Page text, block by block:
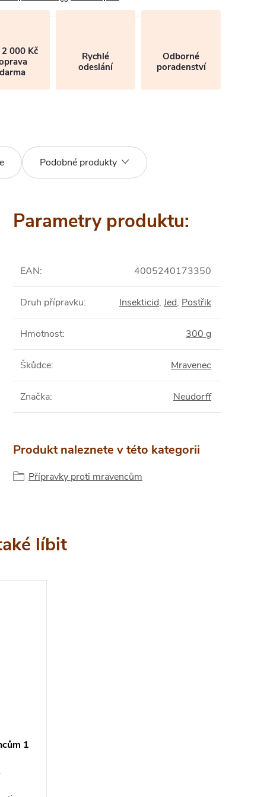
2 000 Kč
Rychlé
odeslání
Odborné
poradenství
Podobné produkty
Parametry produktu:
EAN: 4005240173350
Druh přípravku: Insekticid, Jed, Postřik
Hmotnost: 300 g
Škůdce: Mravenec
Značka: Neudorff
Produkt naleznete v této kategorii
Přípravky proti mravencům
1